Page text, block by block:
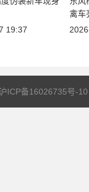
19:37
禽车
沪ICP备16026735号-10